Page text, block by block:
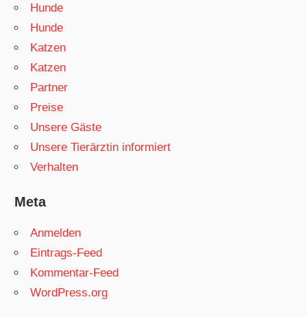
Hunde
Hunde
Katzen
Katzen
Partner
Preise
Unsere Gäste
Unsere Tierärztin informiert
Verhalten
Meta
Anmelden
Eintrags-Feed
Kommentar-Feed
WordPress.org